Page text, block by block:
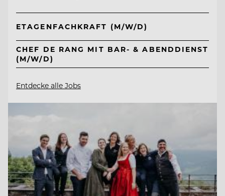
ETAGENFACHKRAFT (M/W/D)
CHEF DE RANG MIT BAR- & ABENDDIENST
(M/W/D)
Entdecke alle Jobs